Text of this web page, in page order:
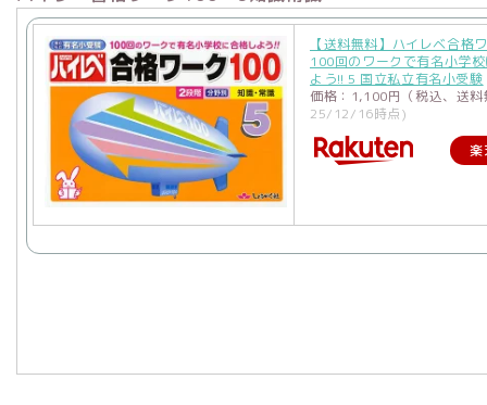
【送料無料】ハイレベ合格
100回のワークで有名小学
よう!! 5 国立私立有名小受験
価格：1,100円（税込、送
25/12/16時点)
楽